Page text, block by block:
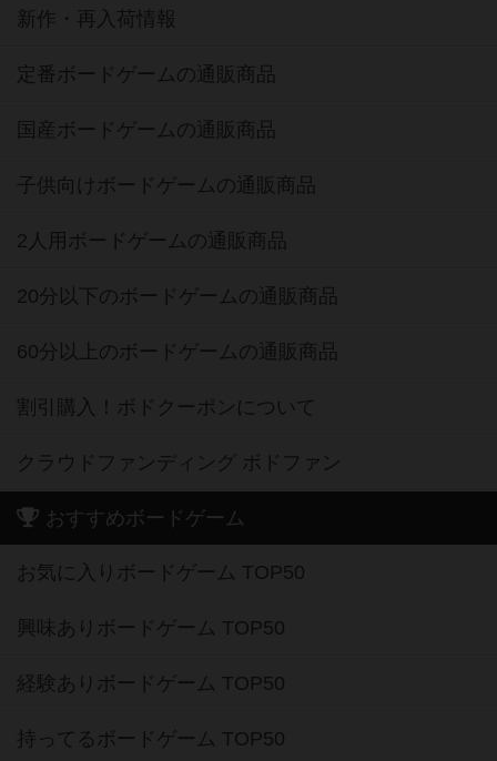
新作・再入荷情報
定番ボードゲームの通販商品
国産ボードゲームの通販商品
子供向けボードゲームの通販商品
2人用ボードゲームの通販商品
20分以下のボードゲームの通販商品
60分以上のボードゲームの通販商品
割引購入！ボドクーポンについて
クラウドファンディング ボドファン
おすすめボードゲーム
お気に入りボードゲーム TOP50
興味ありボードゲーム TOP50
経験ありボードゲーム TOP50
持ってるボードゲーム TOP50